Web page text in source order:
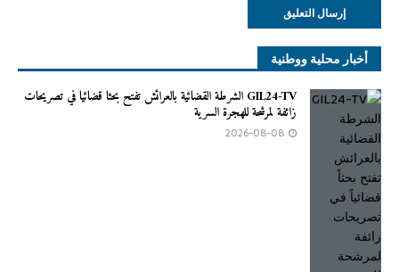
أخبار محلية ووطنية
GIL24-TV الشرطة القضائية بالعرائش تفتح بحثاً قضائياً في تصريحات
زائفة لمرشحة للهجرة السرية
2026-08-08